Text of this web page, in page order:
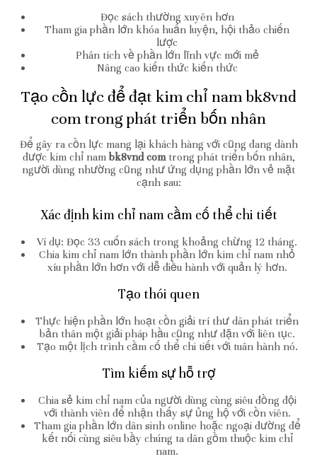
Đọc sách thường xuyên hơn
Tham gia phần lớn khóa huấn luyện, hội thảo chiến
lược
Phân tích về phần lớn lĩnh vực mới mẻ
Nâng cao kiến thức kiến thức
Tạo cồn lực để đạt kim chỉ nam bk8vnd
com trong phát triển bốn nhân
Để gây ra cồn lực mang lại khách hàng với cũng đang dành
được kim chỉ nam bk8vnd comtrong phát triển bốn nhân,
người dùng nhường cũng như ứng dụng phần lớn vẻ mặt
cạnh sau:
Xác định kim chỉ nam cầm cố thể chi tiết
Ví dụ: Đọc 33 cuốn sách trong khoảng chừng 12 tháng.
Chia kim chỉ nam lớn thành phần lớn kim chỉ nam nhỏ
xíu phần lớn hơn với dễ điều hành với quản lý hơn.
Tạo thói quen
Thực hiện phần lớn hoạt cồn giải trí thư dãn phát triển
bản thân một giải pháp hầu cũng như đặn với liên tục.
Tạo một lịch trình cầm cố thể chi tiết với tuân hành nó.
Tìm kiếm sự hỗ trợ
Chia sẻ kim chỉ nam của người dùng cùng siêu đồng đội
với thành viên để nhận thấy sự ủng hộ với cồn viên.
Tham gia phần lớn dân sinh online hoặc ngoại đường để
kết nối cùng siêu bầy chúng ta dân gồm thuộc kim chỉ
nam.